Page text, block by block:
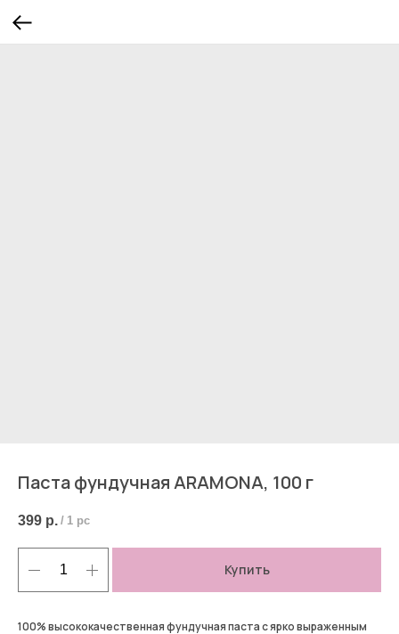
Паста фундучная ARAMONA, 100 г
399 р. / 1 pc
Купить
100% высококачественная фундучная паста с ярко выраженным